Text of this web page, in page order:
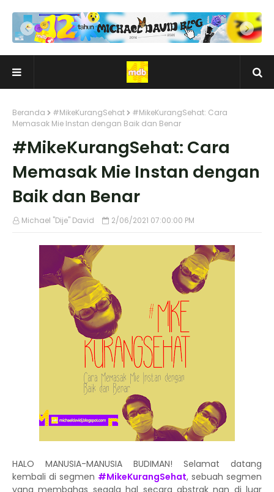
Beranda #MikeKurangSehat
#MikeKurangSehat: Cara
Memasak Mie Instan dengan Baik dan Benar
#MikeKurangSehat: Cara
Memasak Mie Instan dengan
Baik dan Benar
Michael "Dije" David 2/06/2021 07:00:00 PM
HALO MANUSIA-MANUSIA BUDIMAN! Selamat datang
kembali di segmen #MikeKurangSehat, sebuah segmen
yang membahas segala hal secara abstrak nan di luar